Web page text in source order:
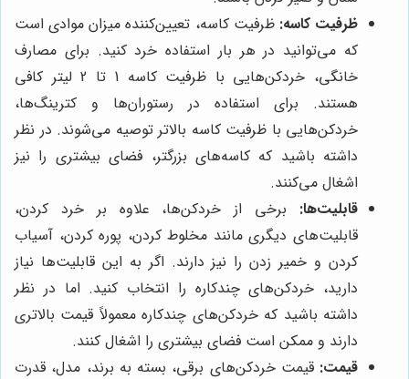
ظرفیت کاسه: ظرفیت کاسه، تعیین‌کننده میزان موادی است
که می‌توانید در هر بار استفاده خرد کنید. برای مصارف
خانگی، خردکن‌هایی با ظرفیت کاسه 1 تا 2 لیتر کافی
هستند. برای استفاده در رستوران‌ها و کترینگ‌ها،
خردکن‌هایی با ظرفیت کاسه بالاتر توصیه می‌شوند. در نظر
داشته باشید که کاسه‌های بزرگتر، فضای بیشتری را نیز
اشغال می‌کنند.
قابلیت‌ها: برخی از خردکن‌ها، علاوه بر خرد کردن،
قابلیت‌های دیگری مانند مخلوط کردن، پوره کردن، آسیاب
کردن و خمیر زدن را نیز دارند. اگر به این قابلیت‌ها نیاز
دارید، خردکن‌های چندکاره را انتخاب کنید. اما در نظر
داشته باشید که خردکن‌های چندکاره معمولاً قیمت بالاتری
دارند و ممکن است فضای بیشتری را اشغال کنند.
قیمت: قیمت خردکن‌های برقی، بسته به برند، مدل، قدرت